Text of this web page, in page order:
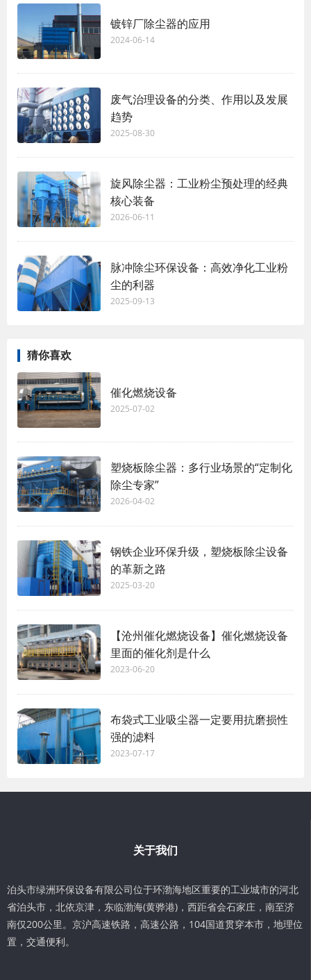
镀锌厂除尘器的应用
2024-06-14
废气治理设备的分类、作用以及发展
趋势
2025-08-30
旋风除尘器：工业粉尘预处理的经典
核心装备
2026-06-11
脉冲除尘环保设备：高效净化工业粉
尘的利器
2025-09-13
猜你喜欢
催化燃烧设备
2025-07-02
塑烧板除尘器：多行业场景的“定制化
除尘专家”
2026-04-02
钢铁企业环保升级，塑烧板除尘设备
的革新之路
2025-03-20
【沧州催化燃烧设备】催化燃烧设备
里面的催化剂是什么
2023-06-20
布袋式工业吸尘器一定要用抗磨损性
强的滤料
2023-07-17
关于我们
泊头市绿洲环保设备有限公司位于环渤海地区重要的工业城市的河北
省泊头市，北依京津，东临渤海(黄骅港)，西距省会石家庄，南至济
南仅200公里。京沪高速铁路，高速公路，104国道贯穿本市，地理位
置，交通便利。